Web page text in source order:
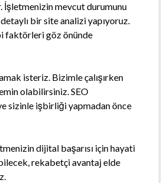
İşletmenizin mevcut durumunu
bir site analizi yapıyoruz.
faktörleri göz önünde
isteriz. Bizimle çalışırken
olabilirsiniz. SEO
sizinle işbirliği yapmadan önce
dijital başarısı için hayati
rekabetçi avantaj elde